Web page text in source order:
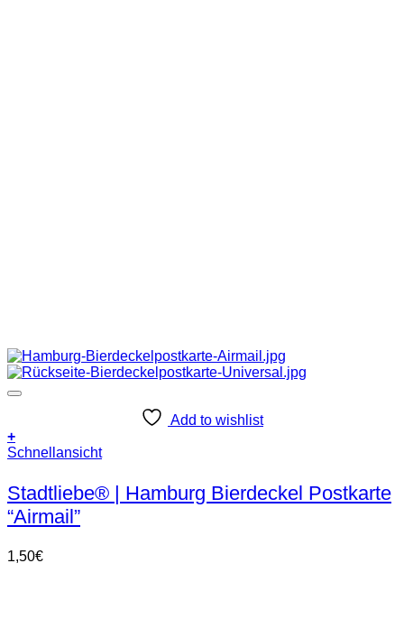
Add to wishlist
+
Schnellansicht
Stadtliebe® | Hamburg Bierdeckel Postkarte
“Airmail”
1,50€